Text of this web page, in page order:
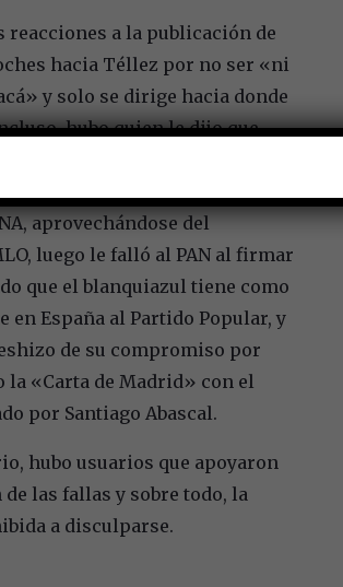
reacciones a la publicación de
hacia Téllez por no ser «ni
y solo se dirige hacia donde
hubo quien le dijo que
aprovechándose del
luego le falló al PAN al firmar
que el blanquiazul tiene como
en España al Partido Popular, y
de su compromiso por
la «Carta de Madrid» con el
por Santiago Abascal.
hubo usuarios que apoyaron
las fallas y sobre todo, la
a disculparse.